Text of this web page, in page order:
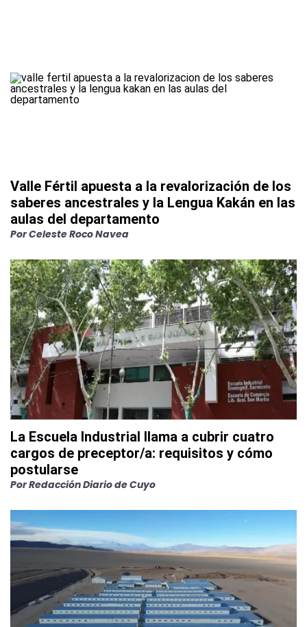
Valle Fértil apuesta a la revalorización de los
saberes ancestrales y la Lengua Kakán en las
aulas del departamento
PorCeleste Roco Navea
La Escuela Industrial llama a cubrir cuatro
cargos de preceptor/a: requisitos y cómo
postularse
PorRedacción Diario de Cuyo